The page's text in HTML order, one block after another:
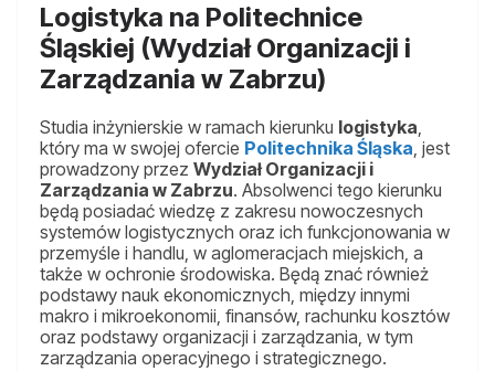
Logistyka na Politechnice
Śląskiej (Wydział Organizacji i
Zarządzania w Zabrzu)
Studia inżynierskie w ramach kierunku logistyka,
który ma w swojej ofercie Politechnika Śląska, jest
prowadzony przez Wydział Organizacji i
Zarządzania w Zabrzu. Absolwenci tego kierunku
będą posiadać wiedzę z zakresu nowoczesnych
systemów logistycznych oraz ich funkcjonowania w
przemyśle i handlu, w aglomeracjach miejskich, a
także w ochronie środowiska. Będą znać również
podstawy nauk ekonomicznych, między innymi
makro i mikroekonomii, finansów, rachunku kosztów
oraz podstawy organizacji i zarządzania, w tym
zarządzania operacyjnego i strategicznego.